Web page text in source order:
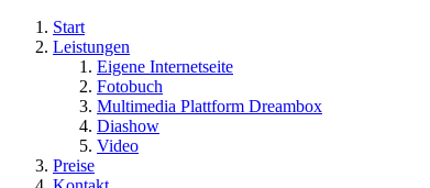
Start
Leistungen
Eigene Internetseite
Fotobuch
Multimedia Plattform Dreambox
Diashow
Video
Preise